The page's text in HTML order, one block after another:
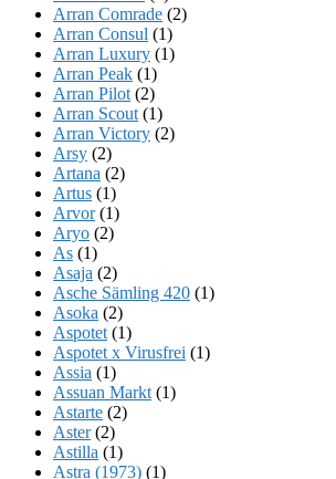
Arran Comrade (2)
Arran Consul (1)
Arran Luxury (1)
Arran Peak (1)
Arran Pilot (2)
Arran Scout (1)
Arran Victory (2)
Arsy (2)
Artana (2)
Artus (1)
Arvor(1)
Aryo (2)
As (1)
Asaja (2)
Asche Sämling 420 (1)
Asoka (2)
Aspotet (1)
Aspotet x Virusfrei (1)
Assia (1)
Assuan Markt (1)
Astarte (2)
Aster(2)
Astilla (1)
Astra (1973) (1)